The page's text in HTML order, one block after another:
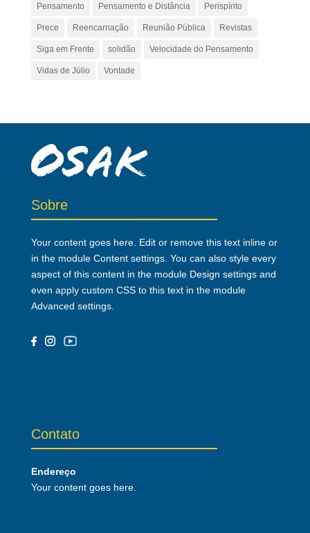
Pensamento Pensamento e Distância Perispírito
Prece Reencarnação Reunião Pública Revistas
Siga em Frente solidão Velocidade do Pensamento
Vidas de Júlio Vontade
Sobre
Your content goes here. Edit or remove this text inline or
in the module Content settings. You can also style every
aspect of this content in the module Design settings and
even apply custom CSS to this text in the module
Advanced settings.
Contato
Endereço
Your content goes here.